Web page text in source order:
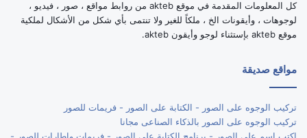
كل المعلومات المقدمة في موقع akteb من روابط مواقع ، صور ، فيديو ،
لوجوهات ، وأيقونات الخ ، ملكاً للغير ولا تنتمى بأي شكل من الأشكال لملكية
موقع akteb بإستثناء لوجو وأيقون akteb.
مواقع صديقة
تركيب الوجوه على الصور - الكتابة على الصور - فريمات للصور
تركيب الوجوه على الصور بالذكاء الصناعى مجانا